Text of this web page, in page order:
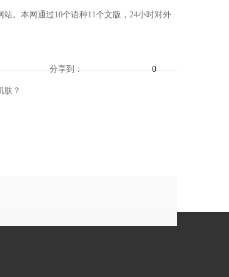
。本网通过10个语种11个文版，24小时对外
分享到： 0
肤？